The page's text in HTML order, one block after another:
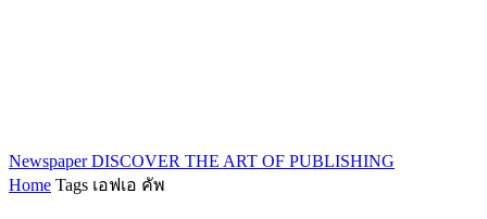
Newspaper DISCOVER THE ART OF PUBLISHING
Home Tags เอฟเอ คัพ